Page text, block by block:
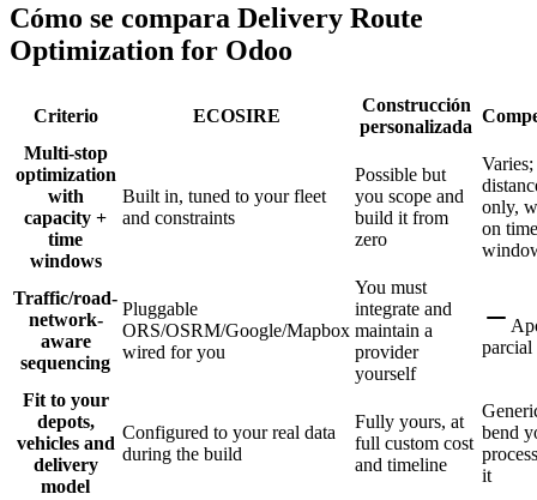
Cómo se compara Delivery Route
Optimization for Odoo
Criterio ECOSIRE
Construcción
personalizada
Multi-stop
optimization
with
capacity +
time
windows
Built in, tuned to your fleet
and constraints
Possible but
you scope and
build it from
zero
only,
on time
Traffic/road-
network-
aware
sequencing
Pluggable
ORS/OSRM/Google/Mapbox
wired for you
You must
integrate and
maintain a
provider
yourself
parcial
Fit to your
depots,
vehicles and
delivery
model
Configured to your real data
during the build
Fully yours, at
full custom cost
and timeline
bend
it